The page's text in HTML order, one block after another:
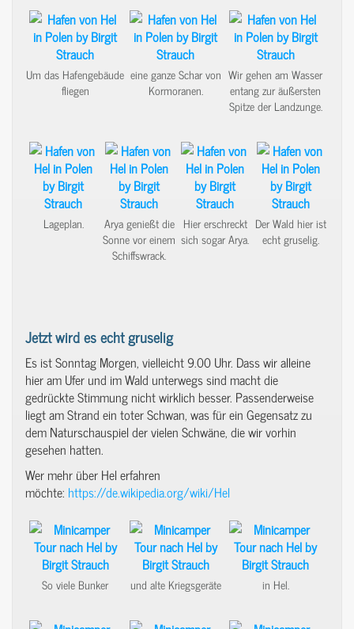
Um das Hafengebäude
fliegen
eine ganze Schar von
Kormoranen.
Wir gehen am Wasser
entang zur äußersten
Spitze der Landzunge.
Lageplan.
Arya genießt die
Sonne vor einem
Schiffswrack.
Hier erschreckt
sich sogar Arya.
Der Wald hier ist
echt gruselig.
Jetzt wird es echt gruselig
Es ist Sonntag Morgen, vielleicht 9.00 Uhr. Dass wir alleine
hier am Ufer und im Wald unterwegs sind macht die
gedrückte Stimmung nicht wirklich besser. Passenderweise
liegt am Strand ein toter Schwan, was für ein Gegensatz zu
dem Naturschauspiel der vielen Schwäne, die wir vorhin
gesehen hatten.
Wer mehr über Hel erfahren
möchte: https://de.wikipedia.org/wiki/Hel
So viele Bunker und alte Kriegsgeräte in Hel.